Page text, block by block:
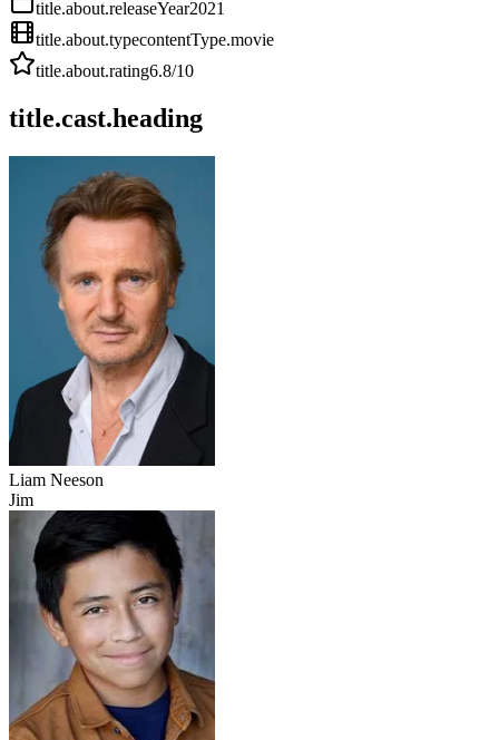
title.about.releaseYear2021
title.about.typecontentType.movie
title.about.rating6.8/10
title.cast.heading
Liam Neeson
Jim